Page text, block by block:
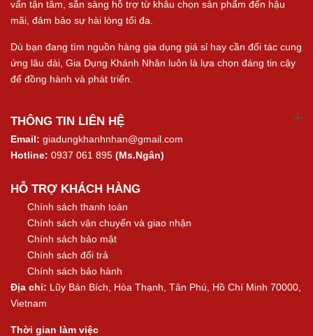
vấn tận tâm, sẵn sàng hỗ trợ từ khâu chọn sản phẩm đến hậu
mãi, đảm bảo sự hài lòng tối đa.
Dù bạn đang tìm nguồn hàng gia dụng giá sỉ hay cần đối tác cung
ứng lâu dài, Gia Dụng Khánh Nhân luôn là lựa chọn đáng tin cậy
để đồng hành và phát triển.
THÔNG TIN LIÊN HỆ
Email: giadungkhanhnhan@gmail.com
Hotline: 0937 061 895 (Ms.Ngân)
HỖ TRỢ KHÁCH HÀNG
Chính sách thanh toán
Chính sách vận chuyển và giao nhận
Chính sách bảo mật
Chính sách đổi trả
Chính sách bảo hành
Địa chỉ: Lũy Bán Bích, Hòa Thạnh, Tân Phú, Hồ Chí Minh 70000,
Vietnam
Thời gian làm việc